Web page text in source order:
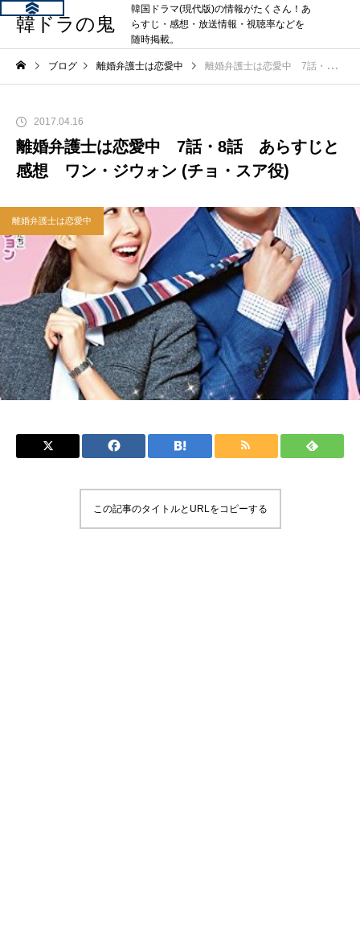
韓ドラの鬼
韓国ドラマ(現代版)の情報がたくさん！あ
らすじ・感想・放送情報・視聴率などを
随時掲載。
ブログ 離婚弁護士は恋愛中 離婚弁護士は恋愛中 7話・8話 あらすじと感想 ワン・ジウォン (チョ・スア役)
2017.04.16
離婚弁護士は恋愛中 7話・8話 あらすじと
感想 ワン・ジウォン (チョ・スア役)
離婚弁護士は恋愛中
この記事のタイトルとURLをコピーする